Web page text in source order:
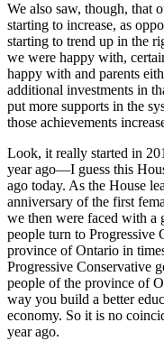
We also saw, though, that
starting to increase, as
starting to trend up in the
we were happy with,
happy with and parents
additional investments in
put more supports in the
those achievements
Look, it really started in
year ago—I guess this
ago today. As the House
anniversary of the first
we then were faced with a
people turn to Progressive
province of Ontario in
Progressive Conservative
people of the province of
way you build a better
economy. So it is no
year ago.